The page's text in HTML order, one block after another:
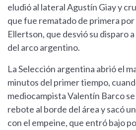
eludió al lateral Agustín Giay y
que fue rematado de primera
Ellertson, que desvió su disparo
del arco argentino.
La Selección argentina abrió el
minutos del primer tiempo,
mediocampista Valentín Barco
rebote al borde del área y sacó
con el empeine, que entró bajo